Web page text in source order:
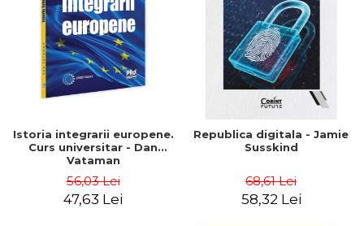
Istoria integrarii europene.
Curs universitar - Dan
Vataman
56,03 Lei
47,63 Lei
Republica digitala - Jamie
Susskind
68,61 Lei
58,32 Lei